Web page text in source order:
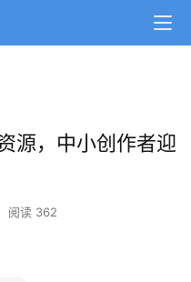
源，中小创作者迎
阅读 362